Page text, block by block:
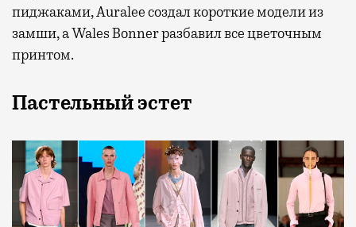
пиджаками, Auralee создал короткие модели из
замши, а Wales Bonner разбавил все цветочным
принтом.
Пастельный эстет